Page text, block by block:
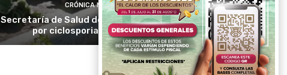
CRÓNICA MÉXICO
Secretaría de Salud descarta emergencia
por ciclosporiasis en México